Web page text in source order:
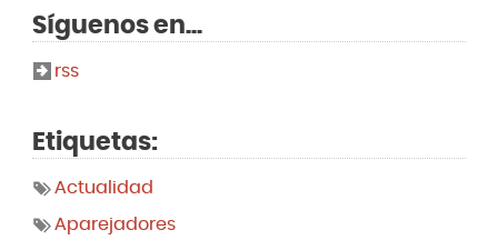
Síguenos en...
rss
Etiquetas:
Actualidad
Aparejadores